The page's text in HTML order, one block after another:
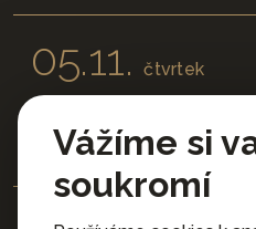
05.11.čtvrtek
František Kop trio
Vážíme si
soukromí